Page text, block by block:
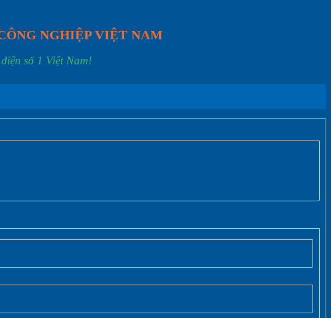
NGHIỆP VIỆT NAM
số 1 Việt Nam!